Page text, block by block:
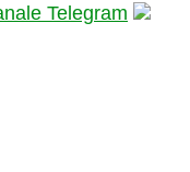
Telegram